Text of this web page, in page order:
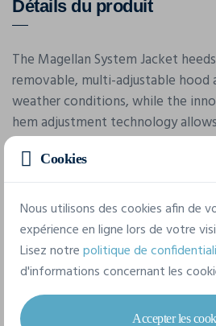
Détails du produit
The Magellan System Jacket
removable, multi-adjustable hood
weather conditions, while the
hem adjustment technology
Fully sealed seams and multiple
protect from the wet.
Caractéristiques
Marque
Stormtech
Cookies
Nous utilisons des cookies afin de
expérience en ligne lors de votre
Lisez notrepolitique de
d'informations concernant les
Accepter les